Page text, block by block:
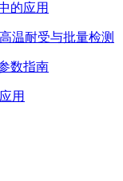
的应用
温耐受与批量检测
数指南
用